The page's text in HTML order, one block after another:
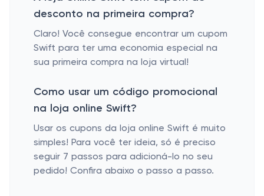
desconto na primeira compra?
Claro! Você consegue encontrar um cupom
Swift para ter uma economia especial na
sua primeira compra na loja virtual!
Como usar um código promocional
na loja online Swift?
Usar os cupons da loja online Swift é muito
simples! Para você ter ideia, só é preciso
seguir 7 passos para adicioná-lo no seu
pedido! Confira abaixo o passo a passo.